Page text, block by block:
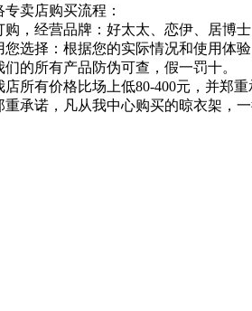
卖店购买流程：
，经营品牌：好太太、恋伊、居博
选择：根据您的实际情况和使用体验
的所有产品防伪可查，假一罚十。
所有价格比场上低80-400元，并郑
承诺，凡从我中心购买的晾衣架，一